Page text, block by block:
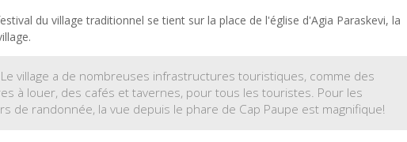
du village traditionnel se tient sur la place de l'église d'Agia Paraskevi, la
Le village a de nombreuses infrastructures touristiques, comme des
à louer, des cafés ettavernes, pourtous les touristes. Pour les
de randonnée, la vue depuis le phare de Cap Paupe est magnifique!